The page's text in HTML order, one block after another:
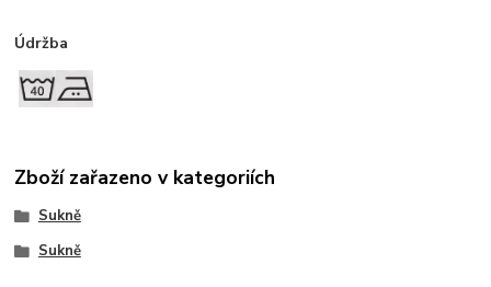
Údržba
Zboží zařazeno v kategoriích
Sukně
Sukně